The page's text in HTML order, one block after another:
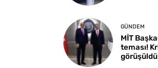
GÜNDEM
MİT
teması!
görüşüldü